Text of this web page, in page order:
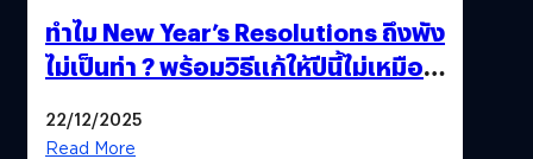
ทำไม New Year’s Resolutions ถึงพัง
ไม่เป็นท่า ? พร้อมวิธีแก้ให้ปีนี้ไม่เหมือน
22/12/2025
Read More